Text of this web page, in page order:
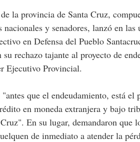
y senadores, lanzó en
en Defensa del Pueblo
rechazo tajante al proyecto de
Ejecutivo Provincial.
que el endeudamiento, está
en moneda extranjera y bajo
En su lugar, demandaron que
de inmediato a atender la